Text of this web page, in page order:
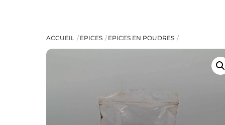
ACCUEIL EPICES EPICES EN POUDRES